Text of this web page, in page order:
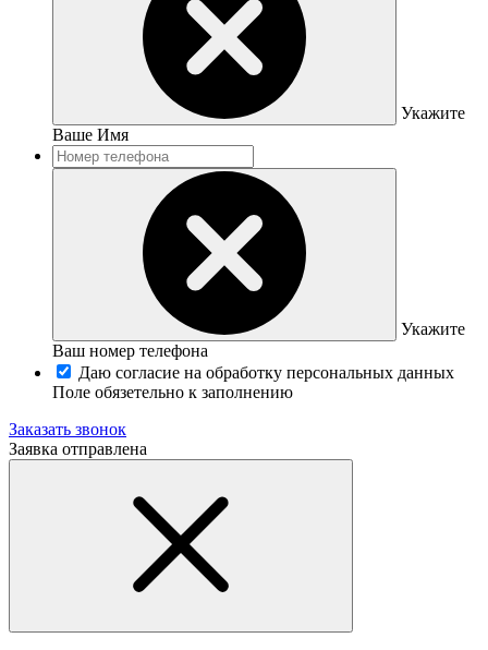
Укажите
Ваше Имя
Укажите
Ваш номер телефона
Даю согласие на обработку персональных данных
Поле обязетельно к заполнению
Заказать звонок
Заявка отправлена